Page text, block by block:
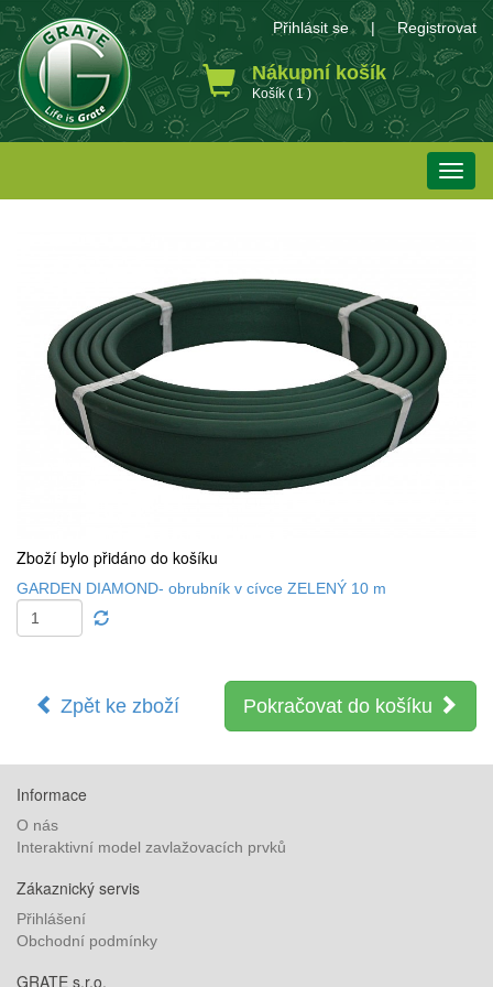
Přihlásit se | Registrovat
Nákupní košík
Košík ( 1 )
Toggle
Zboží bylo přidáno do košíku
GARDEN DIAMOND- obrubník v cívce ZELENÝ 10 m
Zpět ke zboží Pokračovat do košíku
Informace
O nás
Interaktivní model zavlažovacích prvků
Zákaznický servis
Přihlášení
Obchodní podmínky
GRATE s.r.o.